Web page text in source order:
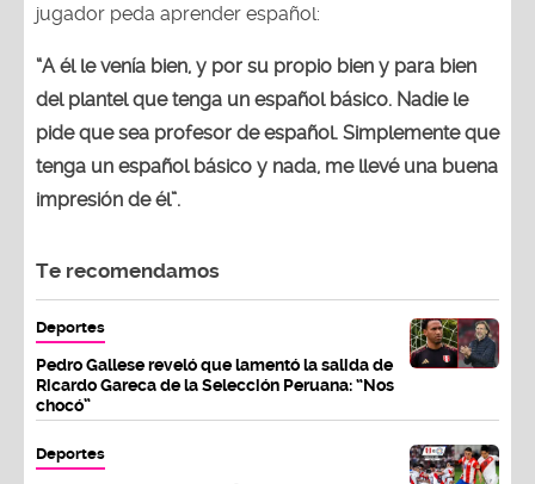
jugador peda aprender español:
“A él le venía bien, y por su propio bien y para bien
del plantel que tenga un español básico. Nadie le
pide que sea profesor de español. Simplemente que
tenga un español básico y nada, me llevé una buena
impresión de él”.
Te recomendamos
Deportes
Pedro Gallese reveló que lamentó la salida de
Ricardo Gareca de la Selección Peruana: “Nos
chocó”
Deportes